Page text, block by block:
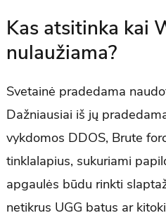
Kas atsitinka kai
nulaužiama?
Svetainė pradedama
Dažniausiai iš jų
vykdomos DDOS, Brute
tinklalapius, sukuriami
apgaulės būdu rinkti
netikrus UGG batus ar